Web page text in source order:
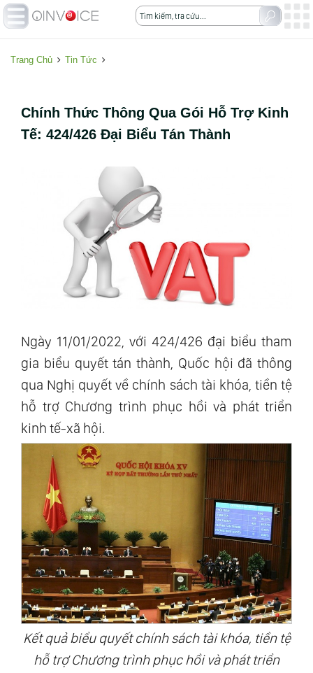
Trang Chủ Tin Tức
Chính Thức Thông Qua Gói Hỗ Trợ Kinh
Tế: 424/426 Đại Biểu Tán Thành
Ngày 11/01/2022, với 424/426 đại biểu tham
gia biểu quyết tán thành, Quốc hội đã thông
qua Nghị quyết về chính sách tài khóa, tiền tệ
hỗ trợ Chương trình phục hồi và phát triển
kinh tế-xã hội.
Kết quả biểu quyết chính sách tài khóa, tiền tệ
hỗ trợ Chương trình phục hồi và phát triển